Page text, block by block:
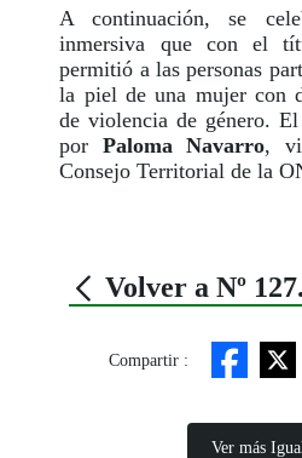
A continuación, se
inmersiva que con el
permitió a las personas
la piel de una mujer con
de violencia de género.
por Paloma Navarro,
Consejo Territorial de la
Volver a Nº
Compartir :
Ver más